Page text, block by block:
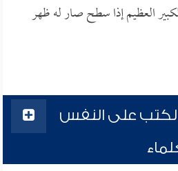
العظيم إذا سطح صار له ظهر
الكتب على النفس